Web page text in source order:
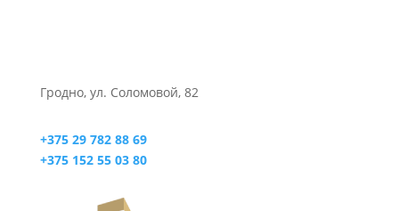
Гродно, ул. Соломовой, 82
+375 29 782 88 69
+375 152 55 03 80